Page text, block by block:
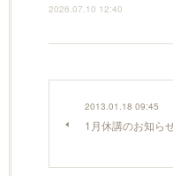
2026.07.10 12:40
2013.01.18 09:45
1月休講のお知ら